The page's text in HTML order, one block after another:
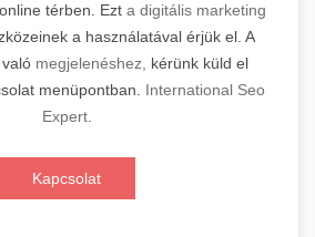
térben. Ezt a digitális marketing
a használatával érjük el. A
megjelenéshez,
kérünk küld el
menüpontban. International Seo
Expert.
Kapcsolat